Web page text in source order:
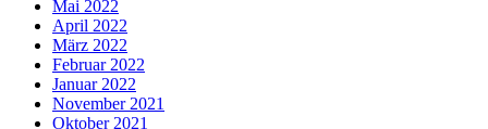
Mai 2022
April 2022
März 2022
Februar 2022
Januar 2022
November 2021
Oktober 2021